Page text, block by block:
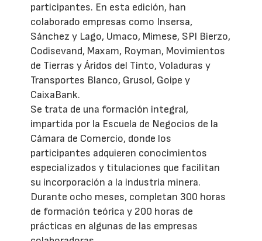
participantes. En esta edición, han
colaborado empresas como Insersa,
Sánchez y Lago, Umaco, Mimese, SPI Bierzo,
Codisevand, Maxam, Royman, Movimientos
de Tierras y Áridos del Tinto, Voladuras y
Transportes Blanco, Grusol, Goipe y
CaixaBank.
Se trata de una formación integral,
impartida por la Escuela de Negocios de la
Cámara de Comercio, donde los
participantes adquieren conocimientos
especializados y titulaciones que facilitan
su incorporación a la industria minera.
Durante ocho meses, completan 300 horas
de formación teórica y 200 horas de
prácticas en algunas de las empresas